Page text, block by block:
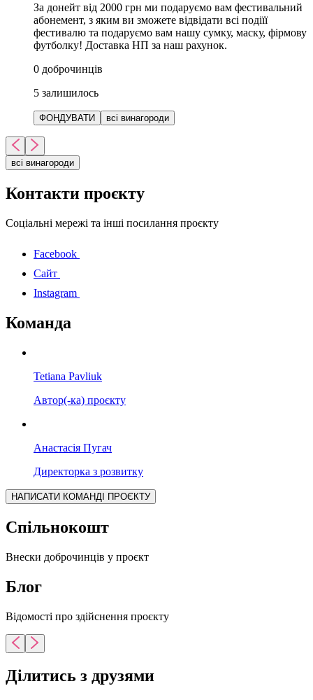
За донейт від 2000 грн ми подаруємо вам фестивальний
абонемент, з яким ви зможете відвідати всі подіїї
фестивалю та подаруємо вам нашу сумку, маску, фірмову
футболку! Доставка НП за наш рахунок.
0 доброчинців
5 залишилось
ФОНДУВАТИ всі винагороди
всі винагороди
Контакти проєкту
Соціальні мережі та інші посилання проєкту
Facebook
Сайт
Instagram
Команда
Tetiana Pavliuk
Автор(-ка) проєкту
Анастасія Пугач
Директорка з розвитку
НАПИСАТИ КОМАНДІ ПРОЄКТУ
Спільнокошт
Внески доброчинців у проєкт
Блог
Відомості про здійснення проєкту
Ділитись з друзями